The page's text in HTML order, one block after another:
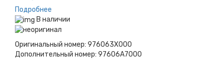
Подробнее
В наличии
Оригинальный номер: 976063X000
Дополнительный номер: 97606A7000